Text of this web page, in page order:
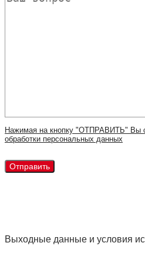
Нажимая на кнопку "ОТПРАВИТЬ" Вы
обработки персональных данных
Выходные данные и условия